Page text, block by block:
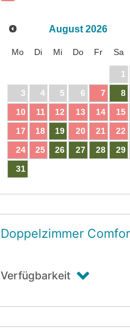
August 2026
Mo Di Mi Do Fr Sa
1
3
4 5 6 7 8
10
11 12 13 14 15
17
18 19 20 21 22
24
25 26 27 28 29
31
Doppelzimmer
Verfügbarkeit